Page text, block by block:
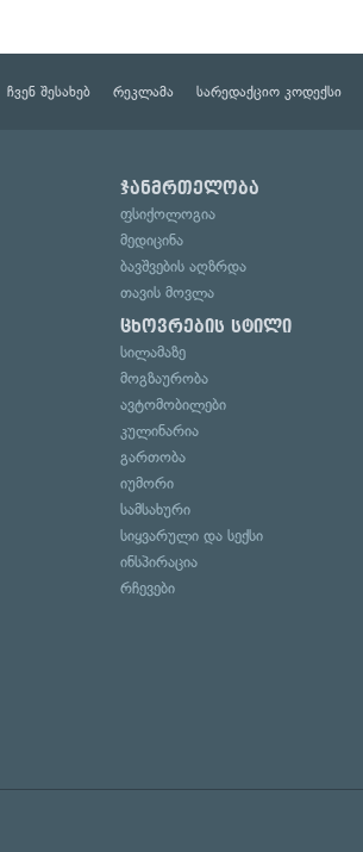
ჩვენ შესახებ რეკლამა სარედაქციო კოდექსი
ჯანმრთელობა
ფსიქოლოგია
მედიცინა
ბავშვების აღზრდა
თავის მოვლა
ცხოვრების სტილი
სილამაზე
მოგზაურობა
ავტომობილები
კულინარია
გართობა
იუმორი
სამსახური
სიყვარული და სექსი
ინსპირაცია
რჩევები